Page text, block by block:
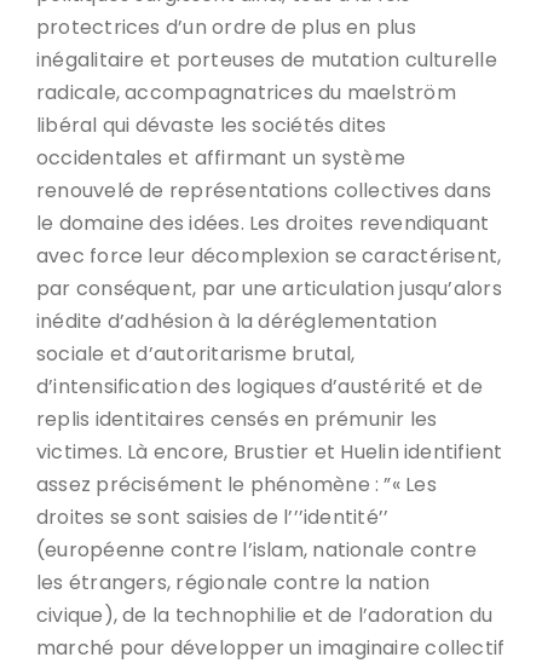
protectrices d’un ordre de plus en plus
inégalitaire et porteuses de mutation culturelle
radicale, accompagnatrices du maelström
libéral qui dévaste les sociétés dites
occidentales et affirmant un système
renouvelé de représentations collectives dans
le domaine des idées. Les droites revendiquant
avec force leur décomplexion se caractérisent,
par conséquent, par une articulation jusqu’alors
inédite d’adhésion à la déréglementation
sociale et d’autoritarisme brutal,
d’intensification des logiques d’austérité et de
replis identitaires censés en prémunir les
victimes. Là encore, Brustier et Huelin identifient
assez précisément le phénomène : ”« Les
droites se sont saisies de l’’’identité’’
(européenne contre l’islam, nationale contre
les étrangers, régionale contre la nation
civique), de la technophilie et de l’adoration du
marché pour développer un imaginaire collectif